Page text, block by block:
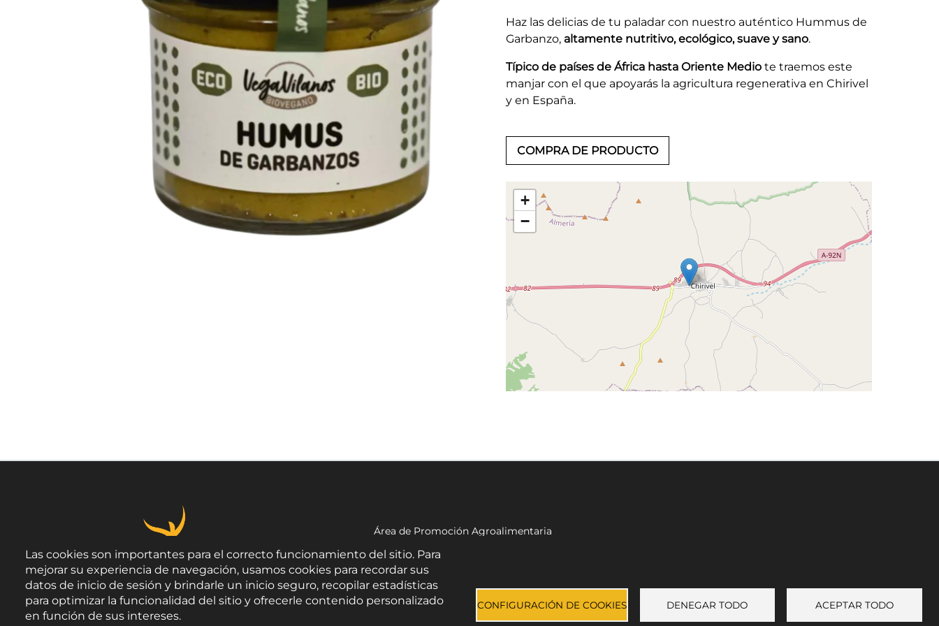
Haz las delicias de tu paladar con nuestro auténtico Hummus de
Garbanzo, altamente nutritivo, ecológico, suave y sano.
Típico de países de África hasta Oriente Medio te traemos este
manjar con el que apoyarás la agricultura regenerativa en Chirivel
y en España.
COMPRA DE PRODUCTO
+
−
Área de Promoción Agroalimentaria
C/ Navarro Rodrigo, 17.
CP 04001. Almería.
Aviso legal-Política de privacidad-Accesibilidad
Las cookies son importantes para el correcto funcionamiento del sitio. Para
mejorar su experiencia de navegación, usamos cookies para recordar sus
datos de inicio de sesión y brindarle un inicio seguro, recopilar estadísticas
para optimizar la funcionalidad del sitio y ofrecerle contenido personalizado
en función de sus intereses.
CONFIGURACIÓN DE COOKIES DENEGAR TODO ACEPTAR TODO